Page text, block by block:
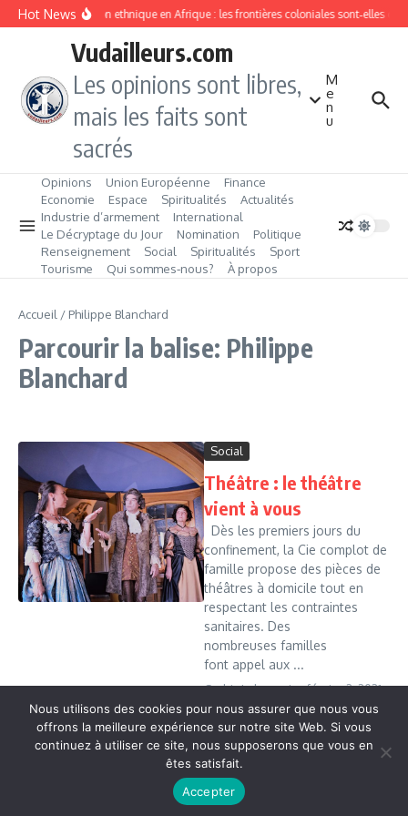
Aller au contenu
Hot NewsDivision ethnique en Afrique : les frontières coloniales sont‑elles
Vudailleurs.com
Les opinions sont libres,
mais les faits sont
sacrés
M
e
n
u
Opinions Union Européenne
Finance
Economie
Espace Spiritualités
Actualités
Industrie d’armement
International
Le Décryptage du Jour
Nomination
Politique
Renseignement
Social Spiritualités
Sport
Tourisme
Qui sommes‑nous? À propos
Accueil / Philippe Blanchard
Parcourir la balise: Philippe
Blanchard
Social
Théâtre : le théâtre
vient à vous
Dès les premiers jours du
confinement, la Cie complot de
famille propose des pièces de
théâtres à domicile tout en
respectant les contraintes
sanitaires. Des
nombreuses familles
font appel aux ...
Cedric Leboussi février 2, 2021
Read More
Copyright © 2026 Vudailleurs.com | Réalisé par
d'actualités X
Nous utilisons des cookies pour nous assurer que nous vous
offrons la meilleure expérience sur notre site Web. Si vous
continuez à utiliser ce site, nous supposerons que vous en
êtes satisfait.
Accepter